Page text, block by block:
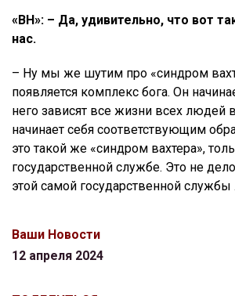
«ВН»: – Да, удивительно, что вот
нас.
– Ну мы же шутим про «синдром
появляется комплекс бога. Он
него зависят все жизни всех людей
начинает себя соответствующим
это такой же «синдром вахтера»,
государственной службе. Это не
этой самой государственной службы
Ваши Новости
12 апреля 2024